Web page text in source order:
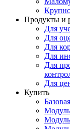
Продукты и
Для
Для
Для
Для
Для
Для
Купить